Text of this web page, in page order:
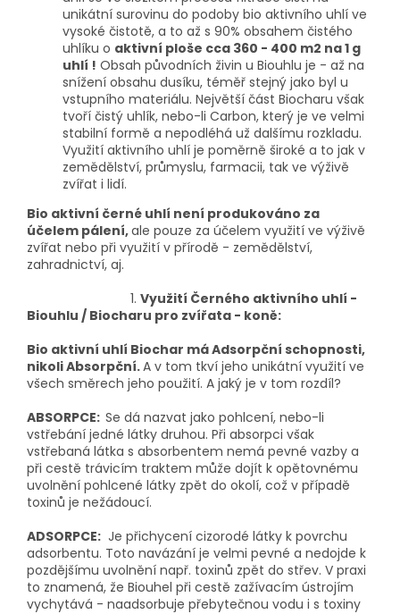
unikátní surovinu do podoby bio aktivního uhlí ve
vysoké čistotě, a to až s 90% obsahem čistého
uhlíku o aktivní ploše cca 360 - 400 m2 na 1 g
uhlí ! Obsah původních živin u Biouhlu je - až na
snížení obsahu dusíku, téměř stejný jako byl u
vstupního materiálu. Největší část Biocharu však
tvoří čistý uhlík, nebo-li Carbon, který je ve velmi
stabilní formě a nepodléhá už dalšímu rozkladu.
Využití aktivního uhlí je poměrně široké a to jak v
zemědělství, průmyslu, farmacii, tak ve výživě
zvířat i lidí.
Bio aktivní černé uhlí není produkováno za
účelem pálení,ale pouze za účelem využití ve výživě
zvířat nebo při využití v přírodě - zemědělství,
zahradnictví, aj.
1. Využití Černého aktivního uhlí -
Biouhlu / Biocharu pro zvířata - koně:
Bio aktivní uhlí Biochar má Adsorpční schopnosti,
nikoli Absorpční.A v tom tkví jeho unikátní využití ve
všech směrech jeho použití. A jaký je v tom rozdíl?
ABSORPCE: Se dá nazvat jako pohlcení, nebo-li
vstřebání jedné látky druhou. Při absorpci však
vstřebaná látka s absorbentem nemá pevné vazby a
při cestě trávicím traktem může dojít k opětovnému
uvolnění pohlcené látky zpět do okolí, což v případě
toxinů je nežádoucí.
ADSORPCE: Je přichycení cizorodé látky k povrchu
adsorbentu. Toto navázání je velmi pevné a nedojde k
pozdějšímu uvolnění např. toxinů zpět do střev. V praxi
to znamená, že Biouhel při cestě zažívacím ústrojím
vychytává - naadsorbuje přebytečnou vodu i s toxiny